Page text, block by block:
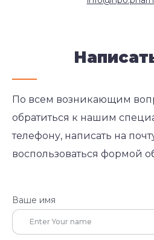
По всем возникающим
обратиться к нашим
телефону, написать на
воспользоваться формой
Ваше имя